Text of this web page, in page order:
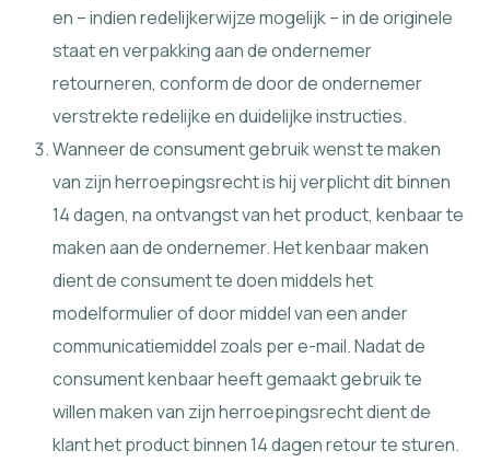
en – indien redelijkerwijze mogelijk – in de originele
staat en verpakking aan de ondernemer
retourneren, conform de door de ondernemer
verstrekte redelijke en duidelijke instructies.
Wanneer de consument gebruik wenst te maken
van zijn herroepingsrecht is hij verplicht dit binnen
14 dagen, na ontvangst van het product, kenbaar te
maken aan de ondernemer. Het kenbaar maken
dient de consument te doen middels het
modelformulier of door middel van een ander
communicatiemiddel zoals per e-mail. Nadat de
consument kenbaar heeft gemaakt gebruik te
willen maken van zijn herroepingsrecht dient de
klant het product binnen 14 dagen retour te sturen.